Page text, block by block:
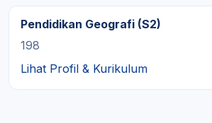
Pendidikan Geografi (S2)
198
Lihat Profil & Kurikulum